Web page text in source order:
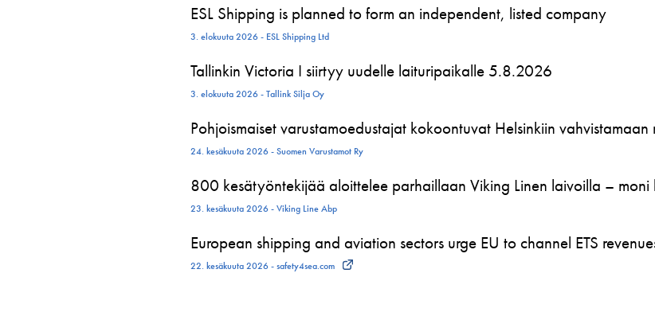
ESL Shipping is planned to form an independent, listed company
3. elokuuta 2026 - ESL Shipping Ltd
Tallinkin Victoria I siirtyy uudelle laituripaikalle 5.8.2026
3. elokuuta 2026 - Tallink Silja Oy
Pohjoismaiset varustamoedustajat kokoontuvat Helsinkiin vahvistamaan
24. kesäkuuta 2026 - Suomen Varustamot Ry
800 kesätyöntekijää aloittelee parhaillaan Viking Linen laivoilla – moni
23. kesäkuuta 2026 - Viking Line Abp
European shipping and aviation sectors urge EU to channel ETS
22. kesäkuuta 2026 - safety4sea.com